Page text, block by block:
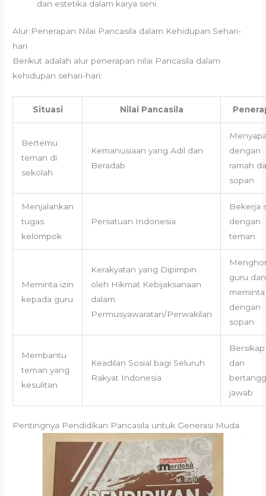
dan estetika dalam karya seni.
Alur Penerapan Nilai Pancasila dalam Kehidupan Sehari-
hari
Berikut adalah alur penerapan nilai Pancasila dalam
kehidupan sehari-hari:
Situasi Nilai Pancasila
Bertemu
teman di
sekolah
Kemanusiaan yang Adil dan
Beradab
dengan
ramah
sopan
Menjalankan
tugas
kelompok
Persatuan Indonesia
Bekerja
dengan
teman
Meminta izin
kepada guru
Kerakyatan yang Dipimpin
oleh Hikmat Kebijaksanaan
dalam
Permusyawaratan/Perwakilan
guru dan
dengan
sopan
Membantu
teman yang
kesulitan
Keadilan Sosial bagi Seluruh
Rakyat Indonesia
dan
jawab
Pentingnya Pendidikan Pancasila untuk Generasi Muda